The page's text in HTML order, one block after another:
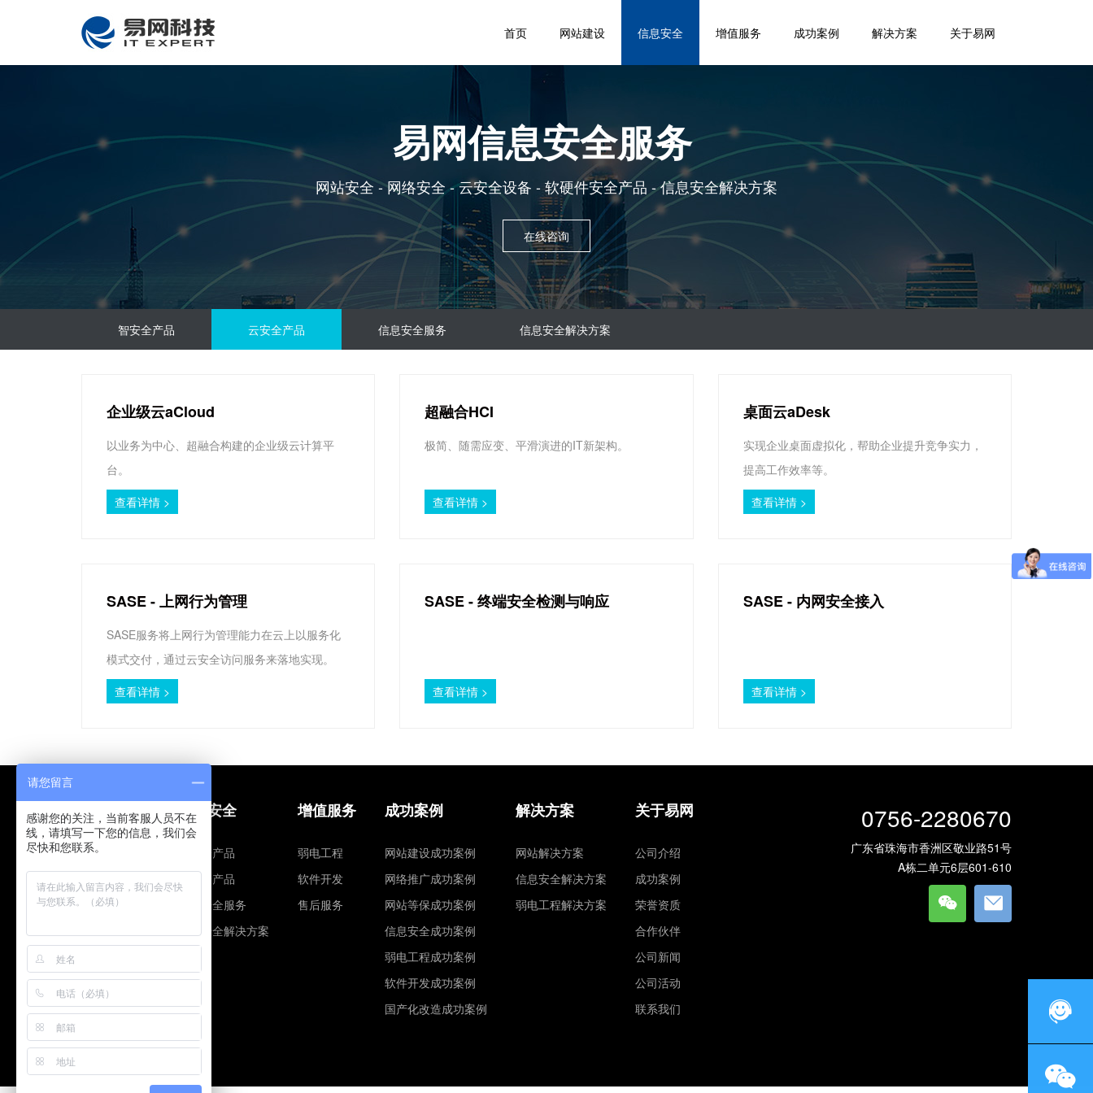
首页 网站建设 信息安全 增值服务 成功案例 解决方案 关于易网
易网信息安全服务
网站安全 - 网络安全 - 云安全设备 - 软硬件安全产品 - 信息安全解决方案
在线咨询
智安全产品 云安全产品 信息安全服务 信息安全解决方案
企业级云aCloud
以业务为中心、超融合构建的企业级云计算平
台。
查看详情 >
超融合HCI
极简、随需应变、平滑演进的IT新架构。
查看详情 >
桌面云aDesk
实现企业桌面虚拟化，帮助企业提升竞争实力，
提高工作效率等。
查看详情 >
SASE - 上网行为管理
SASE服务将上网行为管理能力在云上以服务化
模式交付，通过云安全访问服务来落地实现。
查看详情 >
SASE - 终端安全检测与响应
查看详情 >
SASE - 内网安全接入
查看详情 >
网站建设
建站营销
网站安全
网站解决方案
信息安全
智安全产品
云安全产品
信息安全服务
信息安全解决方案
增值服务
弱电工程
软件开发
售后服务
成功案例
网站建设成功案例
网络推广成功案例
网站等保成功案例
信息安全成功案例
弱电工程成功案例
软件开发成功案例
国产化改造成功案例
解决方案
网站解决方案
信息安全解决方案
弱电工程解决方案
关于易网
公司介绍
成功案例
荣誉资质
合作伙伴
公司新闻
公司活动
联系我们
0756-2280670
广东省珠海市香洲区敬业路51号
A栋二单元6层601-610
请您留言
感谢您的关注，当前客服人员不在
线，请填写一下您的信息，我们会
尽快和您联系。